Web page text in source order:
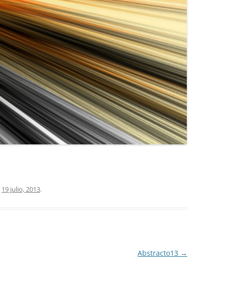
COCINA
COPAS Y CUBIERTOS
FLORES
MAR
PAISAJES
PIEDRAS
VARIOS
19 julio, 2013.
Abstracto13 →